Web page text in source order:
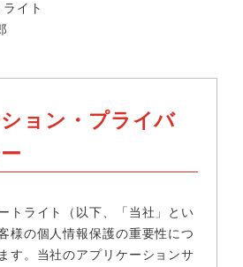
イト
ョン・プライバ
トライト（以下、「当社」とい
様の個人情報保護の重要性につ
す。当社のアプリケーションサ